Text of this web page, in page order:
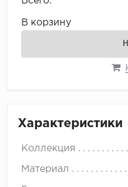
В корзину
Характеристики
Коллекция
Материал